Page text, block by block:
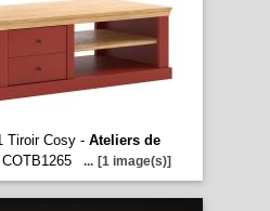
Tiroir Cosy - Ateliers de
... [1 image(s)]